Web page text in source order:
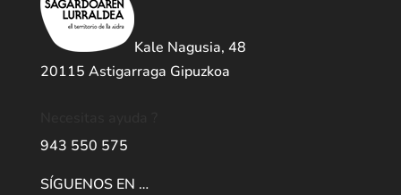
Kale Nagusia, 48
20115 Astigarraga Gipuzkoa
943 550 575
SÍGUENOS EN …